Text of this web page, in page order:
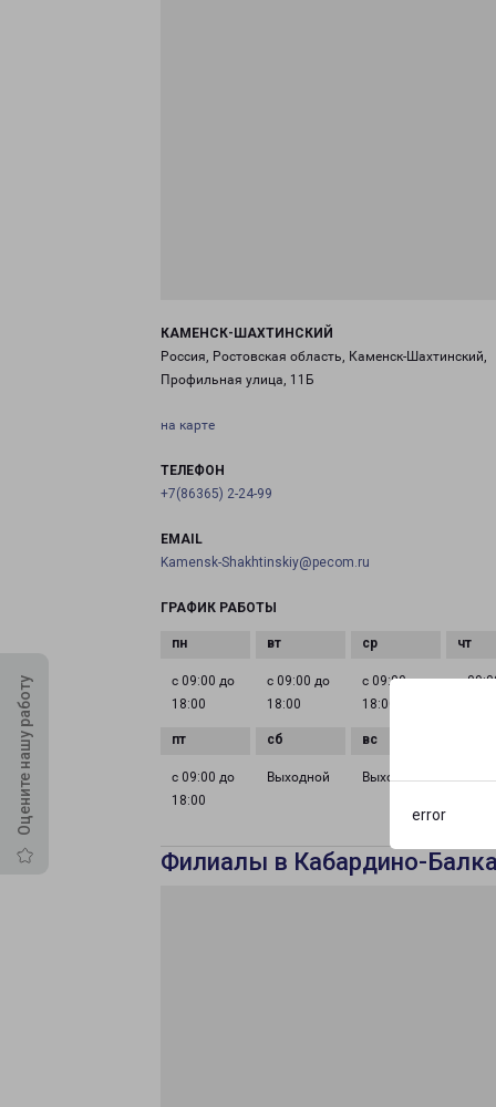
error
Оцените нашу работу
КАМЕНСК-ШАХТИНСКИЙ
Россия, Ростовская область, Каменск-Шахтинский,
Профильная улица, 11Б
на карте
ТЕЛЕФОН
+7(86365) 2-24-99
EMAIL
Kamensk-Shakhtinskiy@pecom.ru
ГРАФИК РАБОТЫ
с 09:00 до
18:00
с 09:00 до
18:00
с 09:00 до
18:00
с
с 09:00 до
18:00
Выходной Выходной
Филиалы в Кабардино-